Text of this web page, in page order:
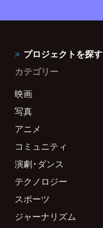
プロジェクトを探す
カテゴリー
映画
写真
アニメ
コミュニティ
演劇・ダンス
テクノロジー
スポーツ
ジャーナリズム